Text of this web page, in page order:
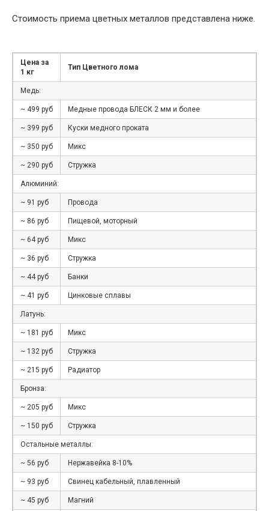
Стоимость приема цветных металлов представлена ниже.
Цена за
1 кг
Тип Цветного лома
Медь:
~ 499 руб Медные провода БЛЕСК 2 мм и более
~ 399 руб Куски медного проката
~ 350 руб Микс
~ 290 руб Стружка
Алюминий:
~ 91 руб Провода
~ 86 руб Пищевой, моторный
~ 64 руб Микс
~ 36 руб Стружка
~ 44 руб Банки
~ 41 руб Цинковые сплавы
Латунь:
~ 181 руб Микс
~ 132 руб Стружка
~ 215 руб Радиатор
Бронза:
~ 205 руб Микс
~ 150 руб Стружка
Остальные металлы:
~ 56 руб Нержавейка 8-10%
~ 93 руб Свинец кабельный, плавленный
~ 45 руб Магний